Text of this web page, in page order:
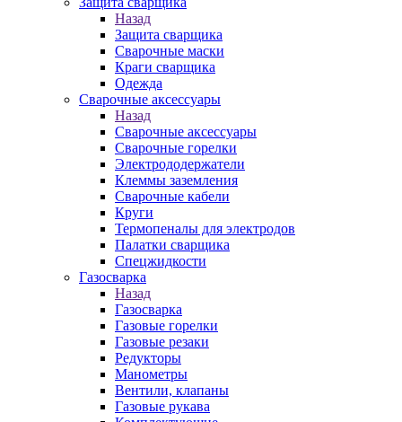
Назад
Защита сварщика
Сварочные маски
Краги сварщика
Одежда
Сварочные аксессуары
Назад
Сварочные аксессуары
Сварочные горелки
Электрододержатели
Клеммы заземления
Сварочные кабели
Круги
Термопеналы для электродов
Палатки сварщика
Спецжидкости
Газосварка
Назад
Газосварка
Газовые горелки
Газовые резаки
Редукторы
Манометры
Вентили, клапаны
Газовые рукава